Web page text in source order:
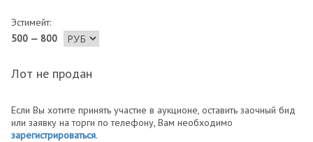
Эстимейт:
500 — 800
Лот не продан
Если Вы хотите принять участие в аукционе, оставить заочный бид
или заявку на торги по телефону, Вам необходимо
зарегистрироваться.